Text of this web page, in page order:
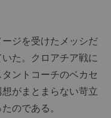
ジを受けたメッシだ
た。クロアチア戦に
ントコーチのベカセ
がまとまらない苛立
のである。